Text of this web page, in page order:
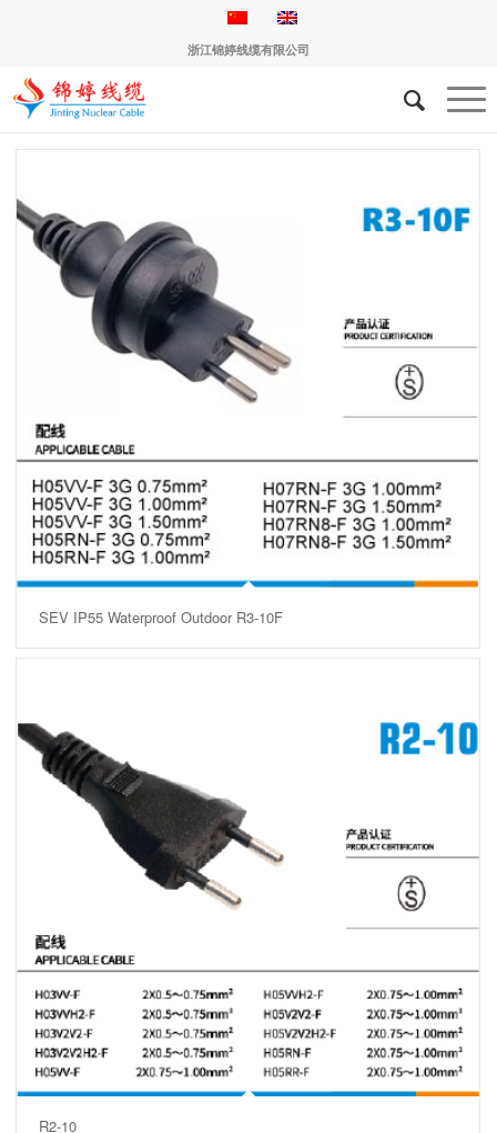
浙江锦婷线缆有限公司
SEV IP55 Waterproof Outdoor R3-10F
R2-10